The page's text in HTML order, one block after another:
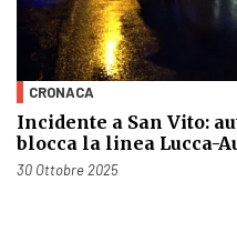
CRONACA
Incidente a San Vito:
blocca la linea Lucca-
Pubblicato il
30 Ottobre 2025